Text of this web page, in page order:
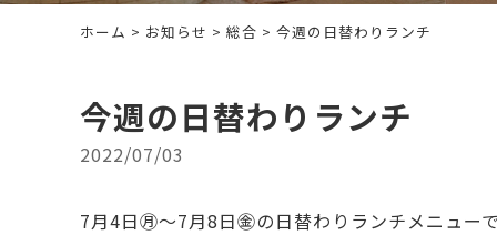
ホーム > お知らせ > 総合 > 今週の日替わりランチ
今週の日替わりランチ
2022/07/03
7月4日㊊～7月8日㊎の日替わりランチメニュー